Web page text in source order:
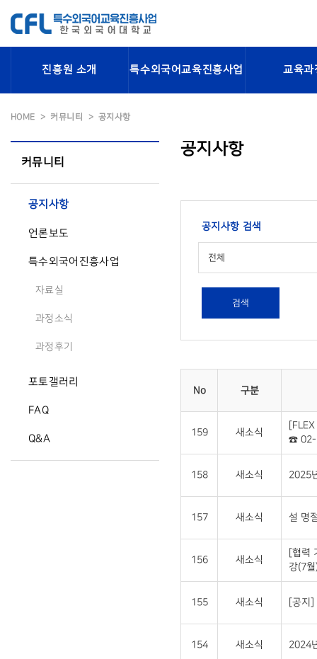
진흥원 소개 특수외국어교육진흥사업 교육과
HOME 커뮤니티 공지사항
커뮤니티
공지사항
언론보도
특수외국어진흥사업
자료실
과정소식
과정후기
포토갤러리
FAQ
Q&A
공지사항
공지사항 검색
전체
검색
No 구분
159 새소식
☎ 02-
158 새소식 2025
157 새소식 설 명
156 새소식
[협력
강(7월
155 새소식 [공지]
154 새소식 2024